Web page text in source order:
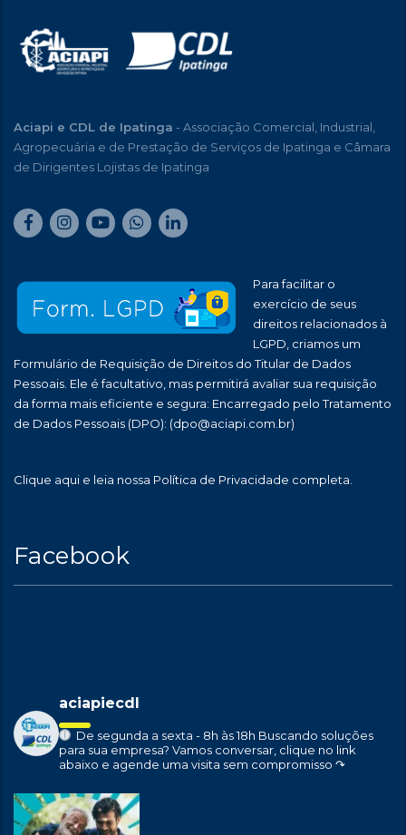
Aciapi e CDL de Ipatinga - Associação Comercial, Industrial,
Agropecuária e de Prestação de Serviços de Ipatinga e Câmara
de Dirigentes Lojistas de Ipatinga
Para facilitar o
exercício de seus
direitos relacionados à
LGPD, criamos um
Formulário de Requisição de Direitos do Titular de Dados
Pessoais. Ele é facultativo, mas permitirá avaliar sua requisição
da forma mais eficiente e segura: Encarregado pelo Tratamento
de Dados Pessoais (DPO): (dpo@aciapi.com.br)
Clique aqui e leia nossa Política de Privacidade completa.
Facebook
aciapiecdl
De segunda a sexta - 8h às 18h Buscando soluções
para sua empresa? Vamos conversar, clique no link
abaixo e agende uma visita sem compromisso ↷